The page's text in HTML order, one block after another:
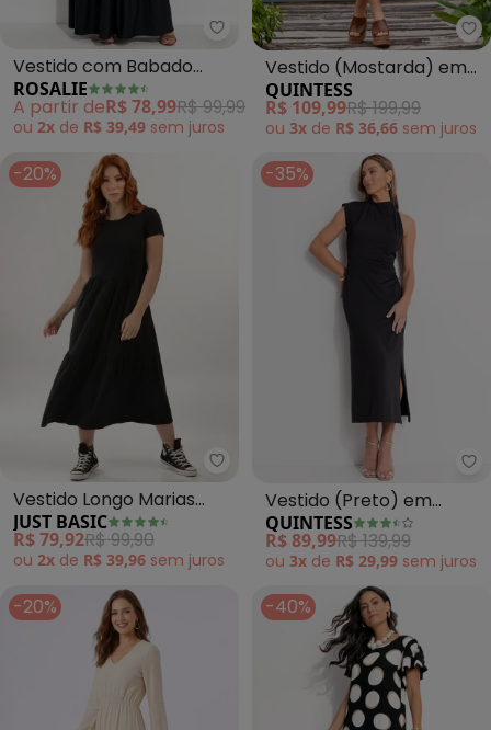
Rosalie - Vestido com Babado
Vestido com Babado
(Preto)
ROSALIE
A partir deR$ 78,99R$ 99,99
ou 2x de R$ 39,49 sem juros
Vestido (Mostarda) em
Linho
QUINTESS
R$ 109,99R$ 199,99
ou 3x de R$ 36,66 sem juros
-20%
Just Basic - Vestido Longo
Vestido Longo Marias
(Preto)
JUST BASIC
R$ 79,92R$ 99,90
ou 2x de R$ 39,96 sem juros
-35%
Vestido (Preto) em
Malha Fria
QUINTESS
R$ 89,99R$ 139,99
ou 3x de R$ 29,99 sem juros
-20% -40%